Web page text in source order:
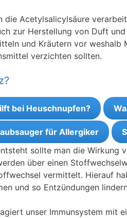
die Acetylsalicylsäure
zur Herstellung von Duft
und Kräutern vor weshalb
verzichten sollten.
bei Heuschnupfen?
für Allergiker
sollte man die Wirkung
über einen
vermittelt. Hierauf
und so Entzündungen
unser Immunsystem mit